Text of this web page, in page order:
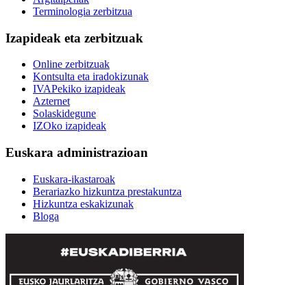
Terminologia zerbitzua
Izapideak eta zerbitzuak
Online zerbitzuak
Kontsulta eta iradokizunak
IVAPekiko izapideak
Azternet
Solaskidegune
IZOko izapideak
Euskara administrazioan
Euskara-ikastaroak
Berariazko hizkuntza prestakuntza
Hizkuntza eskakizunak
Bloga